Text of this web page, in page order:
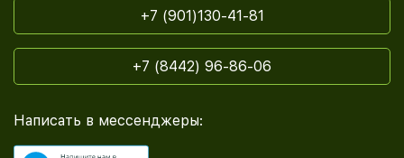
+7 (901)130-41-81
+7 (8442) 96-86-06
Написать в мессенджеры: